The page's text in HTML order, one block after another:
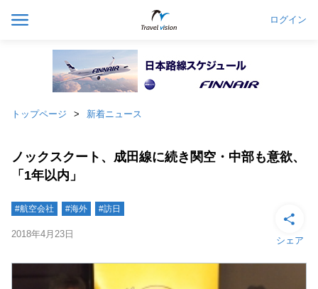
ログイン
トップページ 新着ニュース
ノックスクート、成田線に続き関空・中部も意欲、
「1年以内」
#航空会社 #海外 #訪日
2018年4月23日
シェア